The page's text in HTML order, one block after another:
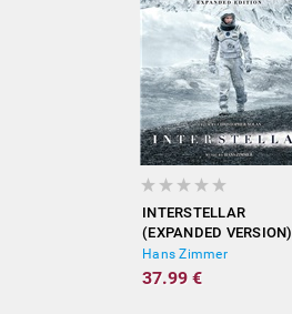
INTERSTELLAR
(EXPANDED VERSION)
Hans Zimmer
37.99 €